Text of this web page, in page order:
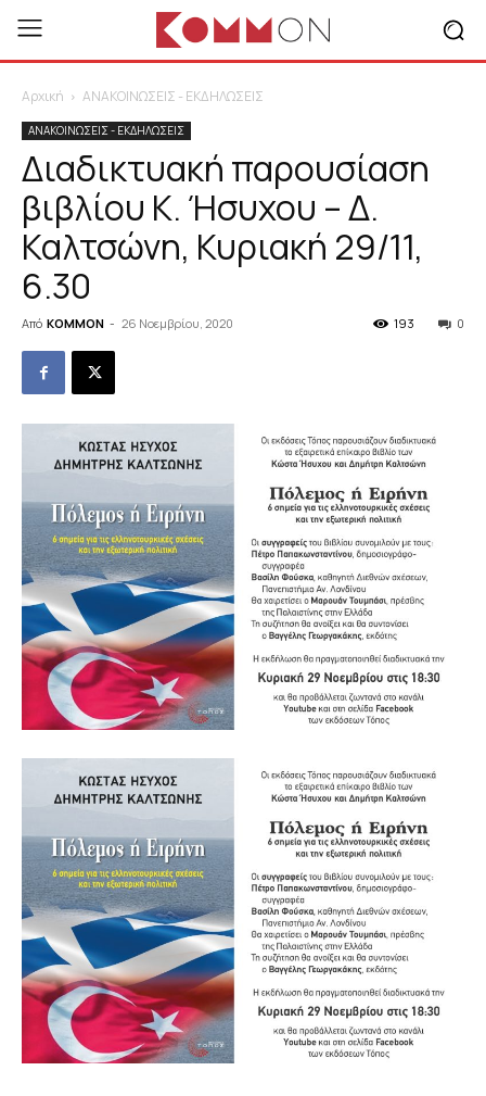
Αρχική ΑΝΑΚΟΙΝΩΣΕΙΣ - ΕΚΔΗΛΩΣΕΙΣ
ΑΝΑΚΟΙΝΩΣΕΙΣ - ΕΚΔΗΛΩΣΕΙΣ
Διαδικτυακή παρουσίαση
βιβλίου Κ. Ήσυχου – Δ.
Καλτσώνη, Κυριακή 29/11,
6.30
Από KOMMON - 26 Νοεμβρίου, 2020 0
193